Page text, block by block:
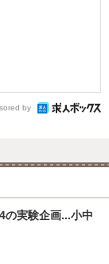
by
の実験企画...小中